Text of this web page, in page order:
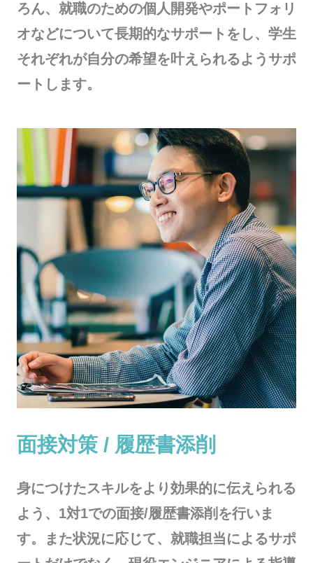
ろん、就職のための個人開発やポートフォリ
オなどについて長期的なサポートをし、学生
それぞれが自分の希望を叶えられるようサポ
ートします。
面接対策 / 履歴書添削
身につけたスキルをより効果的に伝えられる
よう、1対1での面接/履歴書添削を行いま
す。また状況に応じて、就職担当によるサポ